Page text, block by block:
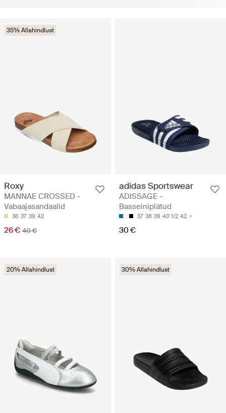
35% Allahindlust
Roxy
MANNAE CROSSED -
Vabaajasandaalid
36 37 39 42
26 € 40 €
adidas Sportswear
ADISSAGE -
Basseiniplätud
37 38 39 40 1/2 42
30 €
20% Allahindlust 30% Allahindlust